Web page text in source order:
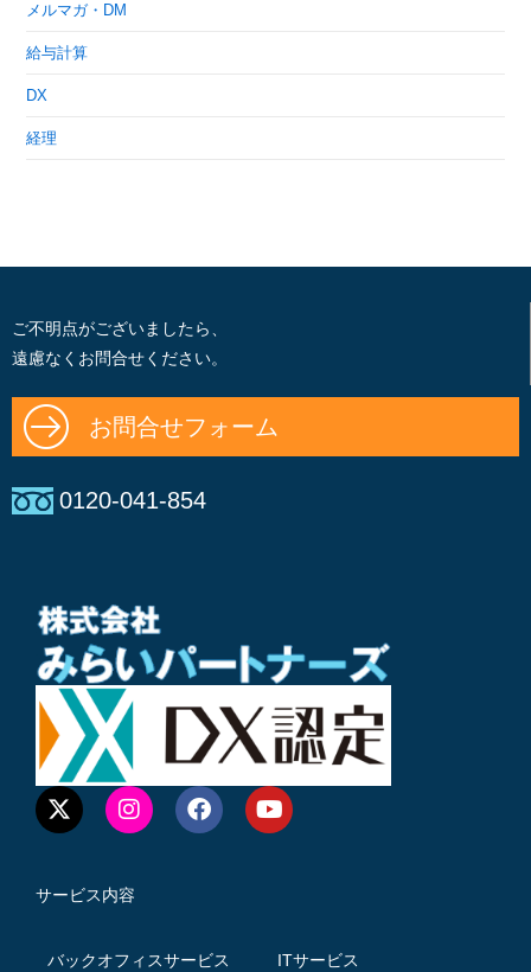
メルマガ・DM
給与計算
DX
経理
ご不明点がございましたら、
遠慮なくお問合せください。
お問合せフォーム
0120-041-854
サービス内容
バックオフィスサービス
ITサービス